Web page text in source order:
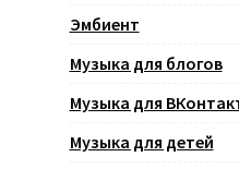
Эмбиент
Музыка для блогов
Музыка для
Музыка для детей